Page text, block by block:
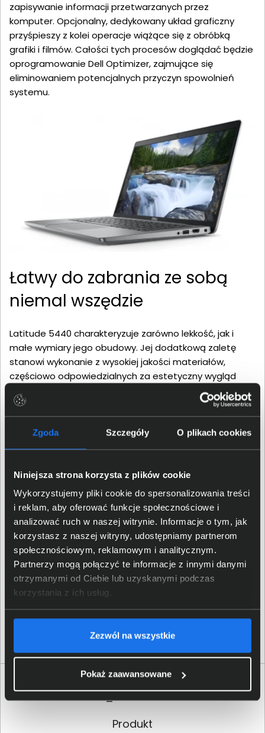
Zgoda Szczegóły O plikach cookies
Niniejsza strona korzysta z plików cookie
Wykorzystujemy pliki cookie do spersonalizowania treści
i reklam, aby oferować funkcje społecznościowe i
analizować ruch w naszej witrynie. Informacje o tym, jak
korzystasz z naszej witryny, udostępniamy partnerom
społecznościowym, reklamowym i analitycznym.
Partnerzy mogą połączyć te informacje z innymi danymi
otrzymanymi od Ciebie lub uzyskanymi podczas
korzystania z ich usług.
Zezwól na wszystkie
Pokaż zaawansowane
zapisywanie informacji przetwarzanych przez
komputer. Opcjonalny, dedykowany układ graficzny
przyśpieszy z kolei operacje wiążące się z obróbką
grafiki i filmów. Całości tych procesów doglądać będzie
oprogramowanie Dell Optimizer, zajmujące się
eliminowaniem potencjalnych przyczyn spowolnień
systemu.
Łatwy do zabrania ze sobą
niemal wszędzie
Latitude 5440 charakteryzuje zarówno lekkość, jak i
małe wymiary jego obudowy. Jej dodatkową zaletę
stanowi wykonanie z wysokiej jakości materiałów,
częściowo odpowiedzialnych za estetyczny wygląd
komputera. Obecność wytrzymałej baterii to gwarancja
długiego czasu pracy notebooka bez dostępu do sieci
elektrycznej. Funkcja jej szybkiego ładowania skróci czas
oczekiwania na uzupełnienie zapasów energii przed
kolejnym wyjściem. Opcjonalny modem sieci
kontakcie z współpracownikami oraz zachowania
dostępu do internetu niemal wszędzie.
Specyfikacja techniczna Dell Latitude 5440
N025L544014EMEA_VP
Produkt